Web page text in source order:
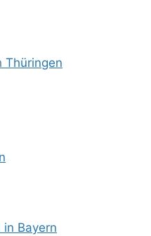
Thüringen
Bayern